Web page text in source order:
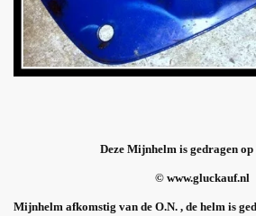
Deze Mijnhelm is gedragen op
© www.gluckauf.nl
Mijnhelm afkomstig van de O.N. , de helm is